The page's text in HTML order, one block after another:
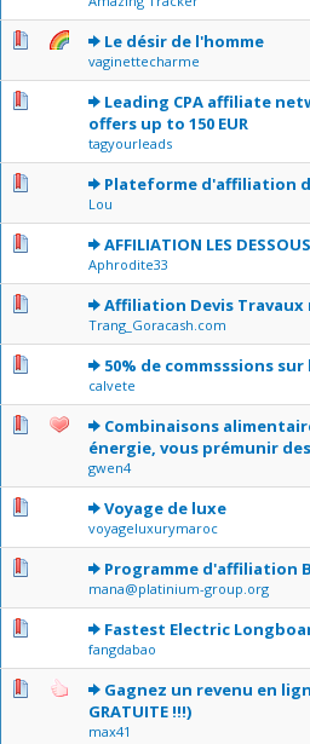
Le désir de l'homme
vaginettecharme
1 Votes - 1 sur 5 en moyenne
1234 5
Leading CPA affiliate
offers up to 150 EUR
tagyourleads
0 Votes - 0 sur 5 en moyenne
12 345
Plateforme d'affiliation
Lou
0 Votes - 0 sur 5 en moyenne
12345
AFFILIATION LES
Aphrodite33
0 Votes - 0 sur 5 en moyenne
12345
Affiliation Devis Travaux
Trang_Goracash.com
0 Votes - 0 sur 5 en moyenne
12345
50% de commsssions
calvete
0 Votes - 0 sur 5 en moyenne
1 2345
Combinaisons
énergie, vous prémunir
gwen4
0 Votes - 0 sur 5 en moyenne
12345
Voyage de luxe
voyageluxurymaroc
0 Votes - 0 sur 5 en moyenne
1 2345
Programme d'affiliation
mana@platinium-group.org
0 Votes - 0 sur 5 en moyenne
12345
Fastest Electric
fangdabao
0 Votes - 0 sur 5 en moyenne
1 2345
Gagnez un revenu en
GRATUITE !!!)
max41
0 Votes - 0 sur 5 en moyenne
1234 5